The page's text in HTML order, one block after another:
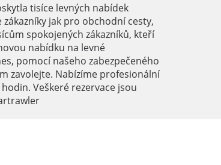
tisíce levných nabídek
jak pro obchodní cesty,
spokojených zákazníků, kteří
nabídku na levné
pomocí našeho zabezpečeného
zavolejte. Nabízíme profesionální
Veškeré rezervace jsou